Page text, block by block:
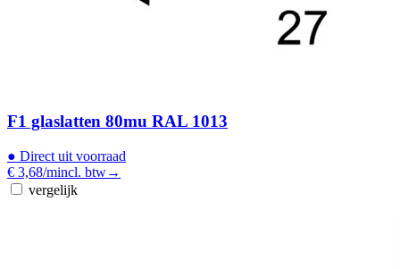
F1 glaslatten 80mu RAL 1013
● Direct uit voorraad
€ 3,68/mincl. btw→
vergelijk